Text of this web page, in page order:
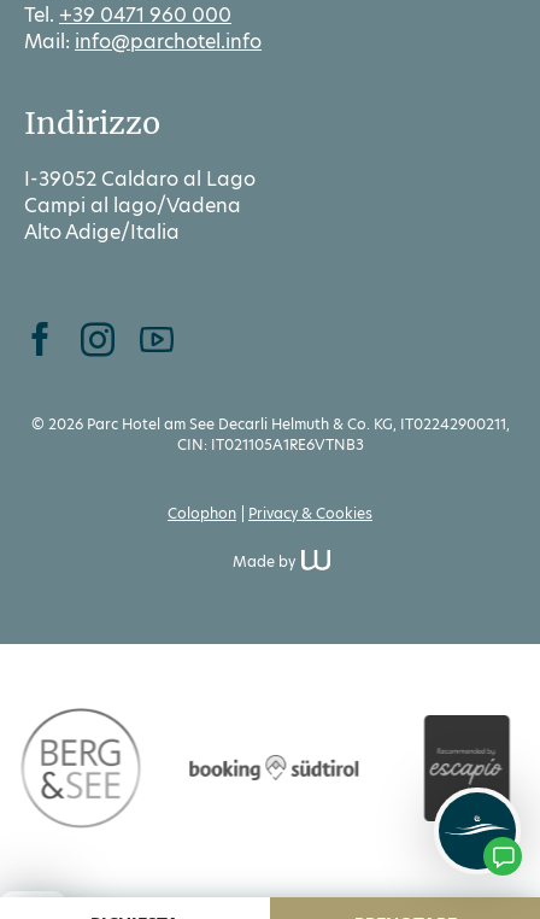
Tel. +39 0471 960 000
Mail: info@parchotel.info
Indirizzo
I-39052 Caldaro al Lago
Campi al lago/Vadena
Alto Adige/Italia
© 2026 Parc Hotel am See Decarli Helmuth & Co. KG, IT02242900211,
CIN: IT021105A1RE6VTNB3
Colophon Privacy & Cookies
Made by